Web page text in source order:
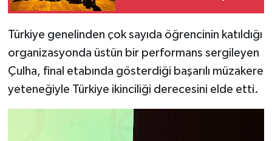
Türkiye genelinden çok sayıda öğrencinin katıldığı
organizasyonda üstün bir performans sergileyen
Çulha, final etabında gösterdiği başarılı müzakere
yeteneğiyle Türkiye ikinciliği derecesini elde etti.